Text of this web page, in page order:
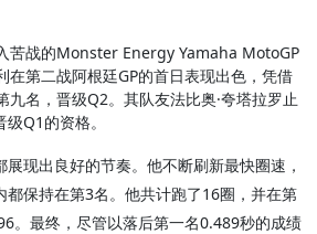
苦战的Monster Energy Yamaha MotoGP
在第二战阿根廷GP的首日表现出色，凭借
九名，晋级Q2。其队友法比奥·夸塔拉罗止
Q1的资格。
现出良好的节奏。他不断刷新最快圈速，
都保持在第3名。他共计跑了16圈，并在第
。最终，尽管以落后第一名0.489秒的成绩